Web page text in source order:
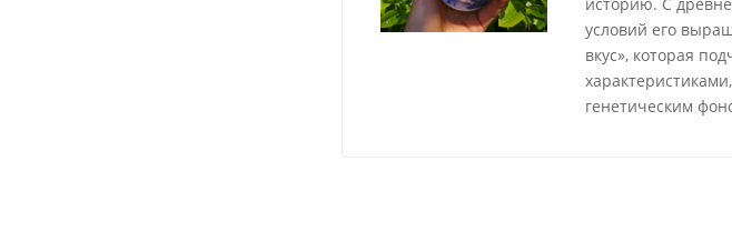
условий его
вкус», которая
генетическим